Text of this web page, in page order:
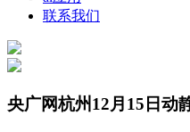
联系我们
央广网杭州12月15日动